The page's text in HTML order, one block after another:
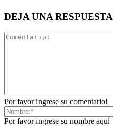
DEJA UNA RESPUESTA
Por favor ingrese su comentario!
Por favor ingrese su nombre aquí